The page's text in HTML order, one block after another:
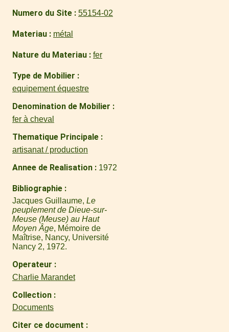
Numero du Site 55154-02
Materiau métal
Nature du Materiau fer
Type de Mobilier
equipement équestre
Denomination de Mobilier
fer à cheval
Thematique Principale
artisanat / production
Annee de Realisation 1972
Bibliographie
Jacques Guillaume, Le
peuplement de Dieue-sur-
Meuse (Meuse) au Haut
Moyen Âge, Mémoire de
Maîtrise, Nancy, Université
Nancy 2, 1972.
Operateur
Charlie Marandet
Collection
Documents
Citer ce document